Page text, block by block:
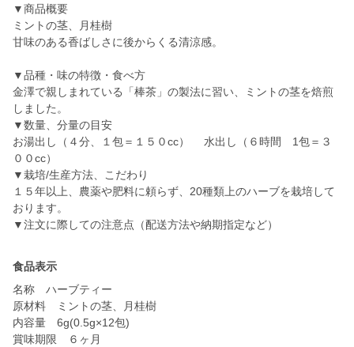
▼商品概要
ミントの茎、月桂樹
甘味のある香ばしさに後からくる清涼感。
▼品種・味の特徴・食べ方
金澤で親しまれている「棒茶」の製法に習い、ミントの茎を焙煎
しました。
▼数量、分量の目安
お湯出し（４分、１包＝１５０cc） 水出し（６時間 1包＝３
００cc）
▼栽培/生産方法、こだわり
１５年以上、農薬や肥料に頼らず、20種類上のハーブを栽培して
おります。
▼注文に際しての注意点（配送方法や納期指定など）
食品表示
名称 ハーブティー
原材料 ミントの茎、月桂樹
内容量 6g(0.5g×12包)
賞味期限 ６ヶ月